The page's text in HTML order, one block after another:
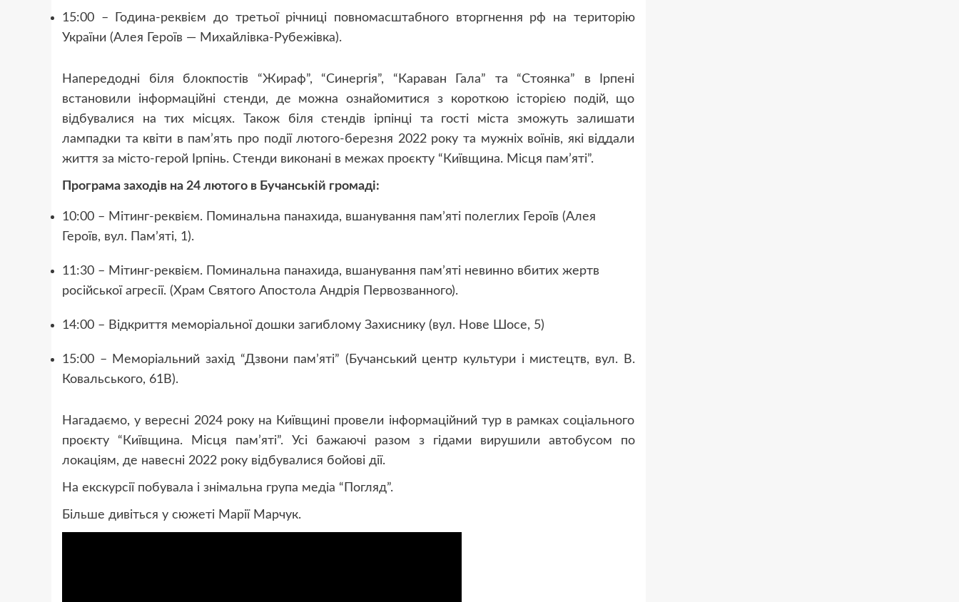
15:00 – Година-реквієм до третьої річниці повномасштабного вторгнення рф на територію
України (Алея Героїв — Михайлівка-Рубежівка).
Напередодні біля блокпостів “Жираф”, “Синергія”, “Караван Гала” та “Стоянка” в Ірпені
встановили інформаційні стенди, де можна ознайомитися з короткою історією подій, що
відбувалися на тих місцях. Також біля стендів ірпінці та гості міста зможуть залишати
лампадки та квіти в пам’ять про події лютого-березня 2022 року та мужніх воїнів, які віддали
життя за місто-герой Ірпінь. Стенди виконані в межах проєкту “Київщина. Місця пам’яті”.
Програма заходів на 24 лютого в Бучанській громаді:
10:00 – Мітинг-реквієм. Поминальна панахида, вшанування памʼяті полеглих Героїв (Алея
Героїв, вул. Памʼяті, 1).
11:30 – Мітинг-реквієм. Поминальна панахида, вшанування памʼяті невинно вбитих жертв
російської агресії. (Храм Святого Апостола Андрія Первозванного).
14:00 – Відкриття меморіальної дошки загиблому Захиснику (вул. Нове Шосе, 5)
15:00 – Меморіальний захід “Дзвони памʼяті” (Бучанський центр культури і мистецтв, вул. В.
Ковальського, 61B).
Нагадаємо, у вересні 2024 року на Київщині провели інформаційний тур в рамках соціального
проєкту “Київщина. Місця пам’яті”. Усі бажаючі разом з гідами вирушили автобусом по
локаціям, де навесні 2022 року відбувалися бойові дії.
На екскурсії побувала і знімальна група медіа “Погляд”.
Більше дивіться у сюжеті Марії Марчук.